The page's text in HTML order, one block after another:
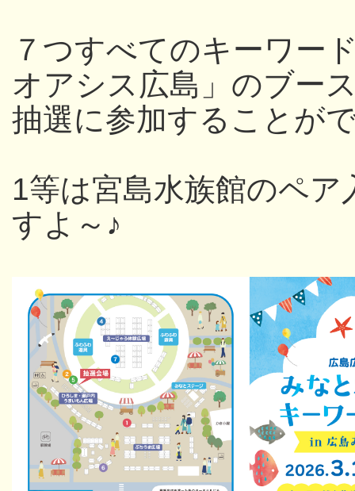
７つすべてのキーワー
オアシス広島」のブー
抽選に参加することが
1等は宮島水族館のペ
すよ～♪